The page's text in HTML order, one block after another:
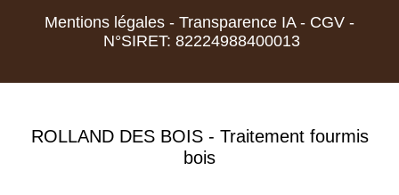
Mentions légales - Transparence IA- CGV -
N°SIRET: 82224988400013
ROLLAND DES BOIS - Traitement fourmis
bois